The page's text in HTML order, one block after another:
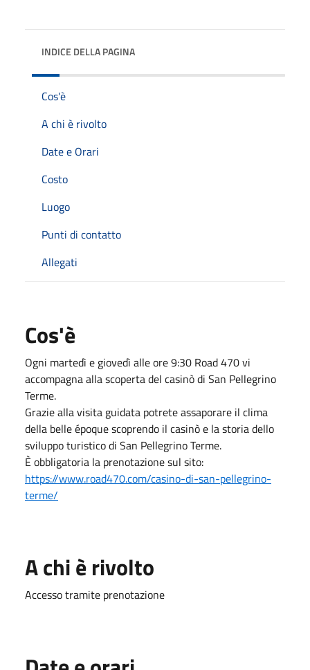
INDICE DELLA PAGINA
Cos'è
A chi è rivolto
Date e Orari
Costo
Luogo
Punti di contatto
Allegati
Cos'è
Ogni martedì e giovedì alle ore 9:30 Road 470 vi
accompagna alla scoperta del casinò di San Pellegrino
Terme.
Grazie alla visita guidata potrete assaporare il clima
della belle époque scoprendo il casinò e la storia dello
sviluppo turistico di San Pellegrino Terme.
È obbligatoria la prenotazione sul sito:
https://www.road470.com/casino-di-san-pellegrino-
terme/
A chi è rivolto
Accesso tramite prenotazione